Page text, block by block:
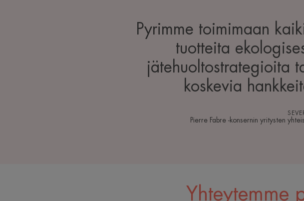
Pyrimme toimimaan
tuotteita
jätehuoltostrategioita
koskevia
Pierre Fabre -konsernin yritysten
Yhteytemme